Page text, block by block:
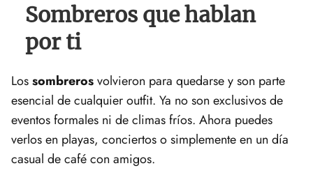
Sombreros que hablan
por ti
Lossombrerosvolvieron para quedarse y son parte
esencial de cualquier outfit. Ya no son exclusivos de
eventos formales ni de climas fríos. Ahora puedes
verlos en playas, conciertos o simplemente en un día
casual de café con amigos.